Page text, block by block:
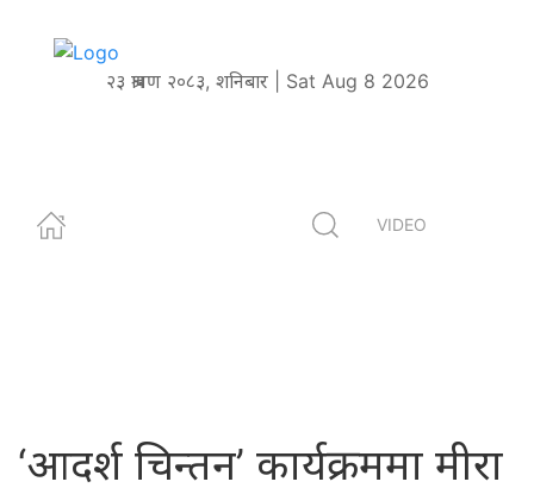
२३ श्रावण २०८३, शनिबार | Sat Aug 8 2026
VIDEO
‘आदर्श चिन्तन’ कार्यक्रममा मीरा